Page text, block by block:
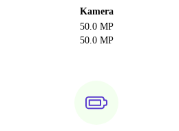
Kamera
50.0 MP
50.0 MP